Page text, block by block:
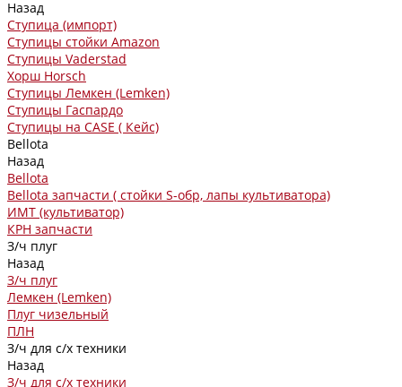
Назад
Ступица (импорт)
Ступицы стойки Amazon
Ступицы Vaderstad
Хорш Horsch
Ступицы Лемкен (Lemken)
Ступицы Гаспардо
Ступицы на CASE ( Кейс)
Bellota
Назад
Bellota
Bellota запчасти ( стойки S-обр, лапы культиватора)
ИМТ (культиватор)
КРН запчасти
З/ч плуг
Назад
З/ч плуг
Лемкен (Lemken)
Плуг чизельный
ПЛН
З/ч для с/х техники
Назад
З/ч для с/х техники